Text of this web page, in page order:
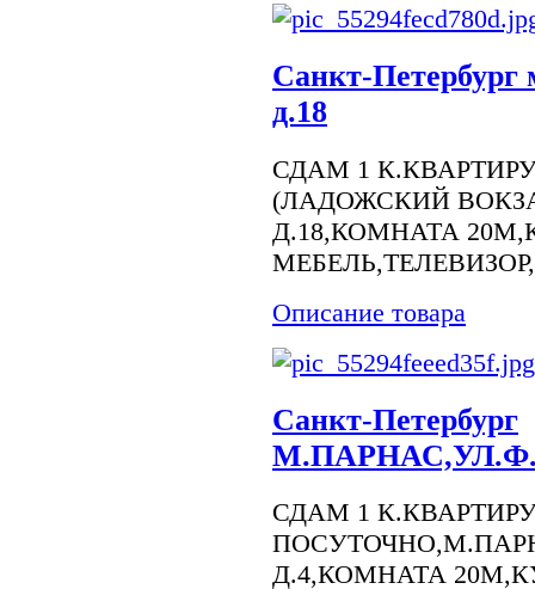
Санкт-Петербург
д.18
СДАМ 1
(ЛАДОЖСКИЙ
Д.18,КОМНАТА
Описание товара
Санкт-Петербург
СДАМ 1
Д.4,КОМНАТА